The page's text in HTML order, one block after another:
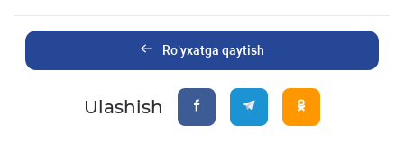
Ro’yxatga qaytish
Ulashish